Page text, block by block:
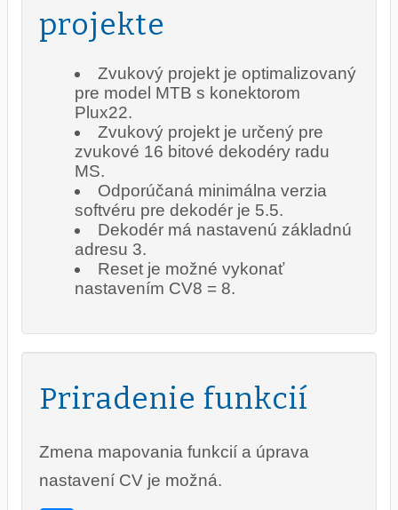
projekte
Zvukový projekt je optimalizovaný
pre model MTB s konektorom
Plux22.
Zvukový projekt je určený pre
zvukové 16 bitové dekodéry radu
MS.
Odporúčaná minimálna verzia
softvéru pre dekodér je 5.5.
Dekodér má nastavenú základnú
adresu 3.
Reset je možné vykonať
nastavením CV8 = 8.
Priradenie funkcií
Zmena mapovania funkcií a úprava
nastavení CV je možná.